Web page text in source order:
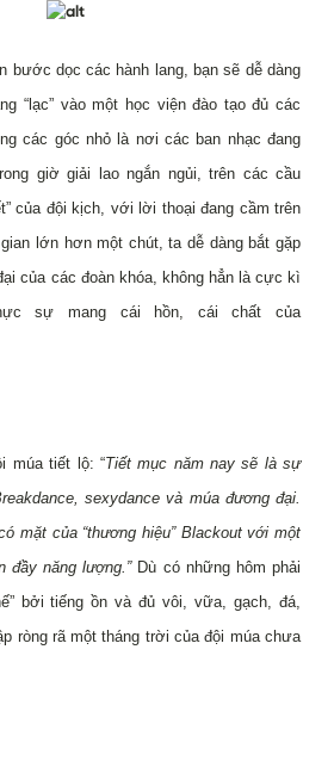
bước dọc các hành lang, bạn sẽ dễ dàng
“lạc” vàomột học viện đào tạo đủ các
các góc nhỏ là nơi các ban nhạc đang
giờ giải lao ngắn ngủi, trên các cầu
của đội kịch, với lời thoại đang cầm trên
lớn hơn một chút, ta dễ dàng bắt gặp
của các đoàn khóa, không hẳn là cực kì
sự mang cái hồn, cái chất của
múa tiết lộ: “Tiết mục năm nay sẽ là sự
sexydance và múa đương đại.
mặt của “thương hiệu” Blackout với một
đầy năng lượng.”Dù có những hôm phải
bởi tiếng ồn và đủvôi, vữa, gạch, đá,
ròng rã một tháng trời của đội múa chưa